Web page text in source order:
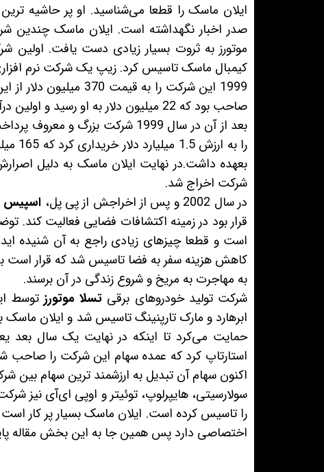
ایلان ماسک را قطعا می‌شناسید. او پر حاشیه
صدر اخبار نگهداشته است. ایلان ماسک چندین
موتورز به ثروت بسیار زیادی دست یافت. اولین
کیمبال ماسک تاسیس کرد. زیپ یک شرکت نرم
صاحب بود که 22 میلیون دلار به او رسید و اولین درآمد بالای ایلان ماسک از این طریق دریافت شد.
بعد از آن در سال 1999 شرکت بزرگ و معروف پرداخت آنلاین
بعهده داشت.در نهایت ایلان ماسک به دلیل
شرکت اخراج شد.
در سال 2002 و پس از اخراجش از پی پل،
قرار بود در زمینه اکتشافات فضایی فعالیت
است و قطعا چیزهای زیادی راجع به آن شنیده
کاهش هزینه سفر به فضا تاسیس شد که قرار است به
به مهاجرت به مریخ و شروع زندگی در آن برسند.
شرکت تولید خودروهای برقی تسلا موتورز
ابرهارد و مارک تارپنینگ تاسیس شد و ایلان ماسک با
استارتاپ کرد که عمده سهام این شرکت را صاحب
اکنون سهام آن تبدیل به ارزشمند ترین سهام
سولارسیتی، هایپرلوپ، توئیتر و اوپی ای‌آی نیز
را تاسیس کرده است. ایلان ماسک بسیار پر کار است
اختصاصی دارد پس همین جا به این بخش مقاله